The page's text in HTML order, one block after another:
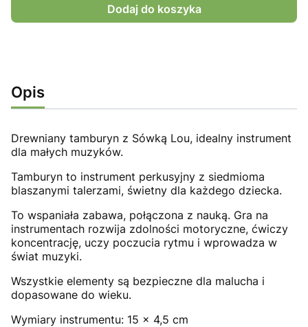
Dodaj do koszyka
Opis
Drewniany tamburyn z Sówką Lou, idealny instrument
dla małych muzyków.
Tamburyn to instrument perkusyjny z siedmioma
blaszanymi talerzami, świetny dla każdego dziecka.
To wspaniała zabawa, połączona z nauką. Gra na
instrumentach rozwija zdolności motoryczne, ćwiczy
koncentrację, uczy poczucia rytmu i wprowadza w
świat muzyki.
Wszystkie elementy są bezpieczne dla malucha i
dopasowane do wieku.
Wymiary instrumentu: 15 x 4,5 cm